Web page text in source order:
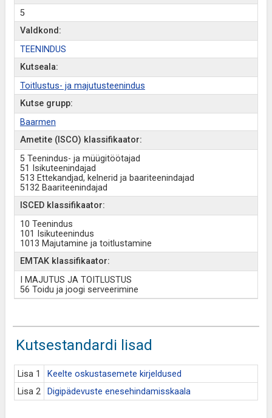
5
Valdkond:
TEENINDUS
Kutseala:
Toitlustus- ja majutusteenindus
Kutse grupp:
Baarmen
Ametite (ISCO) klassifikaator:
5 Teenindus- ja müügitöötajad
51 Isikuteenindajad
513 Ettekandjad, kelnerid ja baariteenindajad
5132 Baariteenindajad
ISCED klassifikaator:
10 Teenindus
101 Isikuteenindus
1013 Majutamine ja toitlustamine
EMTAK klassifikaator:
I MAJUTUS JA TOITLUSTUS
56 Toidu ja joogi serveerimine
Kutsestandardi lisad
Lisa 1
Keelte oskustasemete kirjeldused
Lisa 2
Digipädevuste enesehindamisskaala